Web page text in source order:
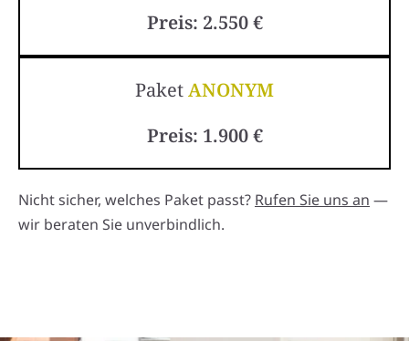
Preis: 2.550 €
PaketANONYM
Preis: 1.900 €
Nicht sicher, welches Paket passt? Rufen Sie uns an —
wir beraten Sie unverbindlich.